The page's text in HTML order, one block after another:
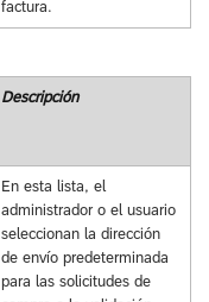
factura.
Descripción
En esta lista, el
administrador o el usuario
seleccionan la dirección
de envío predeterminada
para las solicitudes de